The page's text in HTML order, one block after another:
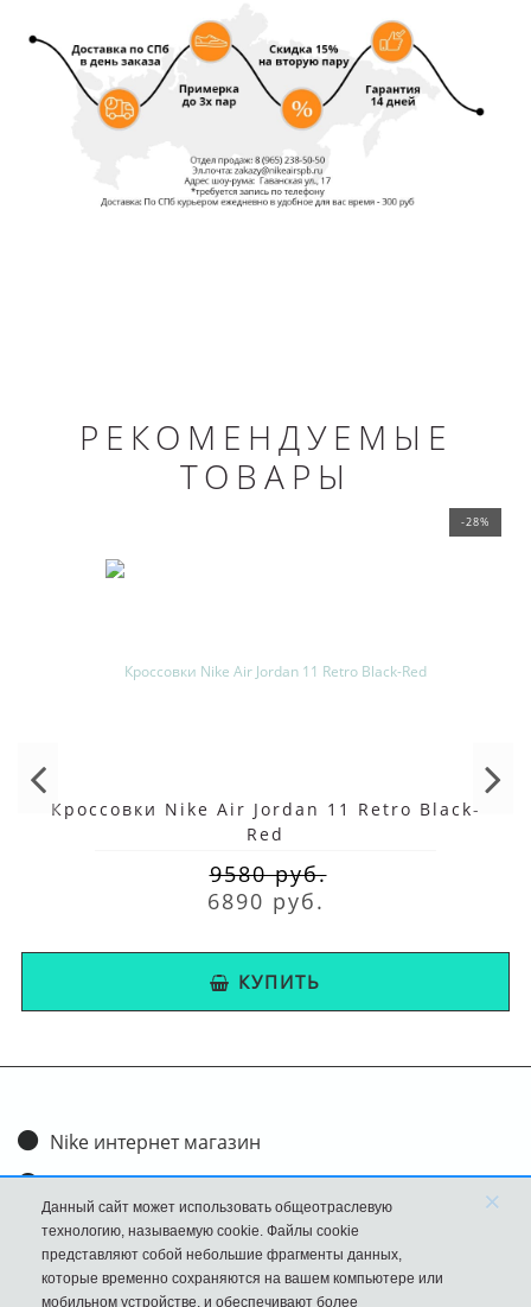
РЕКОМЕНДУЕМЫЕ
ТОВАРЫ
-28%
Кроссовки Nike Air Jordan 11 Retro Black-
Red
9580 руб.
6890 руб.
КУПИТЬ
Nike интернет магазин
Доставка и оплата
Обмен и возврат
Размеры
Данный сайт может использовать общеотраслевую
технологию, называемую cookie. Файлы cookie
представляют собой небольшие фрагменты данных,
которые временно сохраняются на вашем компьютере или
мобильном устройстве, и обеспечивают более
×